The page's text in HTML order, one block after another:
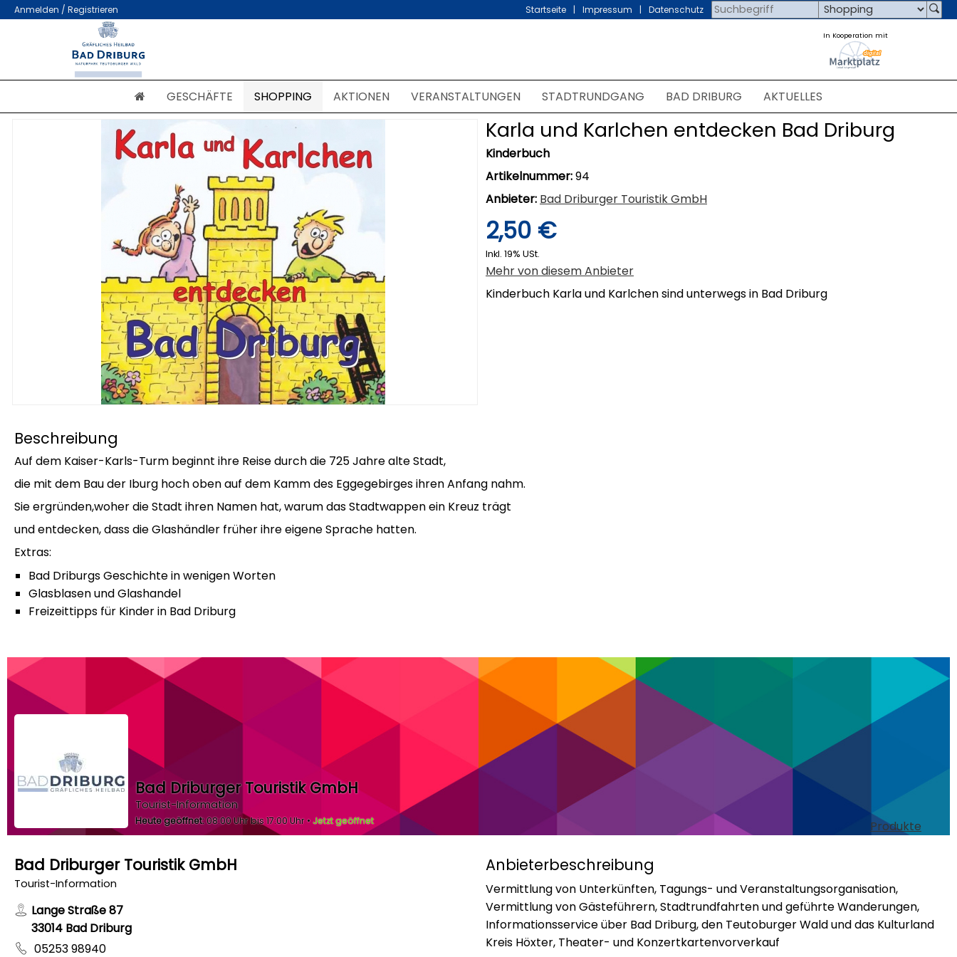
Anmelden / Registrieren Startseite Impressum Datenschutz
In Kooperation mit
GESCHÄFTE SHOPPING AKTIONEN VERANSTALTUNGEN STADTRUNDGANG BAD DRIBURG AKTUELLES
Karla und Karlchen entdecken Bad Driburg
Kinderbuch
Artikelnummer:94
Anbieter: Bad Driburger Touristik GmbH
2,50 €
Inkl. 19% USt.
Mehr von diesem Anbieter
Kinderbuch Karla und Karlchen sind unterwegs in Bad Driburg
Beschreibung
Auf dem Kaiser-Karls-Turm beginnt ihre Reise durch die 725 Jahre alte Stadt,
die mit dem Bau der Iburg hoch oben auf dem Kamm des Eggegebirges ihren Anfang nahm.
Sie ergründen,woher die Stadt ihren Namen hat, warum das Stadtwappen ein Kreuz trägt
und entdecken, dass die Glashändler früher ihre eigene Sprache hatten.
Extras:
Bad Driburgs Geschichte in wenigen Worten
Glasblasen und Glashandel
Freizeittipps für Kinder in Bad Driburg
Bad Driburger Touristik GmbH
Tourist-Information
Heute geöffnet:08:00 Uhr bis 17:00 Uhr •Jetzt geöffnet Produkte
Bad Driburger Touristik GmbH
Tourist-Information
Lange Straße 87
33014 Bad Driburg
05253 98940
Anbieterbeschreibung
Vermittlung von Unterkünften, Tagungs- und Veranstaltungsorganisation,
Vermittlung von Gästeführern, Stadtrundfahrten und geführte Wanderungen,
Informationsservice über Bad Driburg, den Teutoburger Wald und das Kulturland
Kreis Höxter, Theater- und Konzertkartenvorverkauf